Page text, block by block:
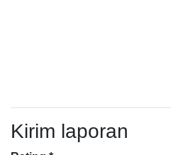
Kirim laporan